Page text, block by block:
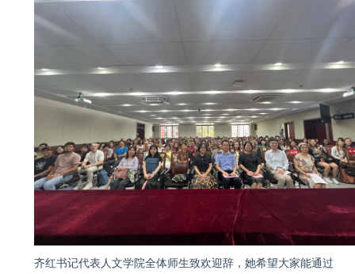
齐红书记代表人文学院全体师生致欢迎辞，她希望大家能通过